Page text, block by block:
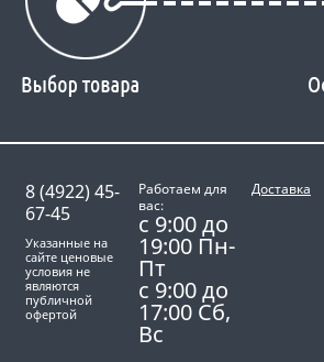
8 (4922) 45-
67-45
Указанные на
сайте ценовые
условия не
являются
публичной
офертой
Работаем для
вас:
с 9:00 до
19:00 Пн-
Пт
с 9:00 до
17:00 Сб,
Вс
Доставка